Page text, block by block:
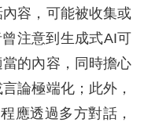
容，可能被收集或
注意到生成式AI可
的內容，同時擔心
論極端化；此外，
應透過多方對話，